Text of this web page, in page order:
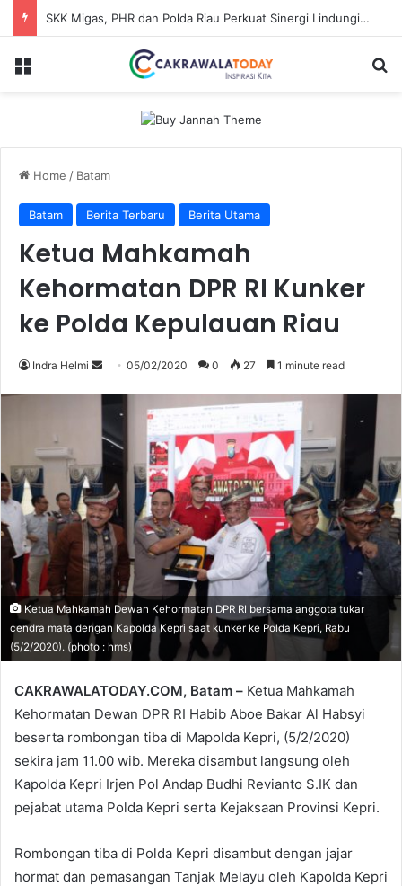
SKK Migas, PHR dan Polda Riau Perkuat Sinergi Lindungi Aset Negara demi Menjaga Ketahanan Energi Nasional
Menu
Home / Batam
Batam Berita Terbaru Berita Utama
Ketua Mahkamah
Kehormatan DPR RI Kunker
ke Polda Kepulauan Riau
Indra Helmi
Send05/02/2020 0 27 1 minute read
Ketua Mahkamah Dewan Kehormatan DPR RI bersama anggota tukar
cendra mata dengan Kapolda Kepri saat kunker ke Polda Kepri, Rabu
(5/2/2020). (photo : hms)
CAKRAWALATODAY.COM, Batam – Ketua Mahkamah
Kehormatan Dewan DPR RI Habib Aboe Bakar Al Habsyi
beserta rombongan tiba di Mapolda Kepri, (5/2/2020)
sekira jam 11.00 wib. Mereka disambut langsung oleh
Kapolda Kepri Irjen Pol Andap Budhi Revianto S.IK dan
pejabat utama Polda Kepri serta Kejaksaan Provinsi Kepri.
Rombongan tiba di Polda Kepri disambut dengan jajar
hormat dan pemasangan Tanjak Melayu oleh Kapolda Kepri